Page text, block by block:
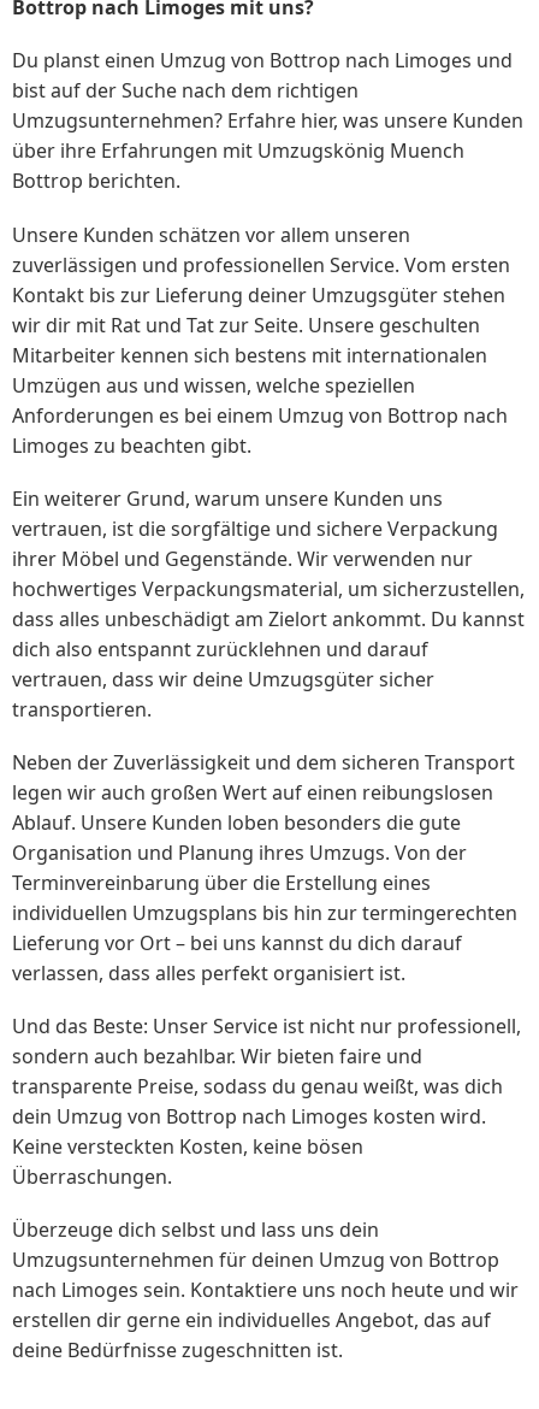
Bottrop nach Limoges mit uns?
Du planst einen Umzug von Bottrop nach Limoges und
bist auf der Suche nach dem richtigen
Umzugsunternehmen? Erfahre hier, was unsere Kunden
über ihre Erfahrungen mit Umzugskönig Muench
Bottrop berichten.
Unsere Kunden schätzen vor allem unseren
zuverlässigen und professionellen Service. Vom ersten
Kontakt bis zur Lieferung deiner Umzugsgüter stehen
wir dir mit Rat und Tat zur Seite. Unsere geschulten
Mitarbeiter kennen sich bestens mit internationalen
Umzügen aus und wissen, welche speziellen
Anforderungen es bei einem Umzug von Bottrop nach
Limoges zu beachten gibt.
Ein weiterer Grund, warum unsere Kunden uns
vertrauen, ist die sorgfältige und sichere Verpackung
ihrer Möbel und Gegenstände. Wir verwenden nur
hochwertiges Verpackungsmaterial, um sicherzustellen,
dass alles unbeschädigt am Zielort ankommt. Du kannst
dich also entspannt zurücklehnen und darauf
vertrauen, dass wir deine Umzugsgüter sicher
transportieren.
Neben der Zuverlässigkeit und dem sicheren Transport
legen wir auch großen Wert auf einen reibungslosen
Ablauf. Unsere Kunden loben besonders die gute
Organisation und Planung ihres Umzugs. Von der
Terminvereinbarung über die Erstellung eines
individuellen Umzugsplans bis hin zur termingerechten
Lieferung vor Ort – bei uns kannst du dich darauf
verlassen, dass alles perfekt organisiert ist.
Und das Beste: Unser Service ist nicht nur professionell,
sondern auch bezahlbar. Wir bieten faire und
transparente Preise, sodass du genau weißt, was dich
dein Umzug von Bottrop nach Limoges kosten wird.
Keine versteckten Kosten, keine bösen
Überraschungen.
Überzeuge dich selbst und lass uns dein
Umzugsunternehmen für deinen Umzug von Bottrop
nach Limoges sein. Kontaktiere uns noch heute und wir
erstellen dir gerne ein individuelles Angebot, das auf
deine Bedürfnisse zugeschnitten ist.